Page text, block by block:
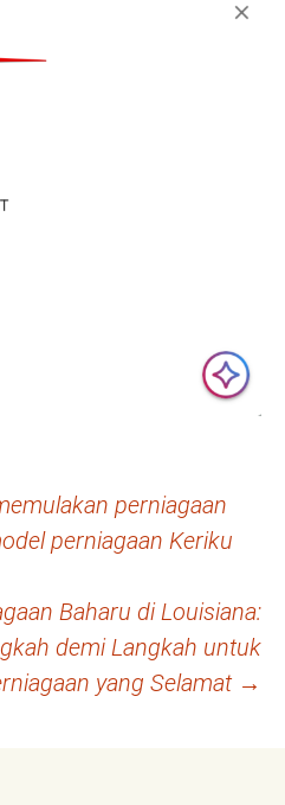
perniagaan
perniagaan Keriku
Baharu di Louisiana:
demi Langkah untuk
yang Selamat →